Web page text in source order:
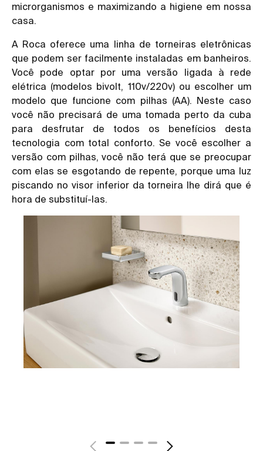
microrganismos e maximizando a higiene em nossa
casa.
A Roca oferece uma linha de torneiras eletrônicas
que podem ser facilmente instaladas em banheiros.
Você pode optar por uma versão ligada à rede
elétrica (modelos bivolt, 110v/220v) ou escolher um
modelo que funcione com pilhas (AA). Neste caso
você não precisará de uma tomada perto da cuba
para desfrutar de todos os benefícios desta
tecnologia com total conforto. Se você escolher a
versão com pilhas, você não terá que se preocupar
com elas se esgotando de repente, porque uma luz
piscando no visor inferior da torneira lhe dirá que é
hora de substituí-las.